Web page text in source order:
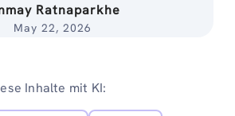
Ratnaparkhe
May 22, 2026
Inhalte mit KI: